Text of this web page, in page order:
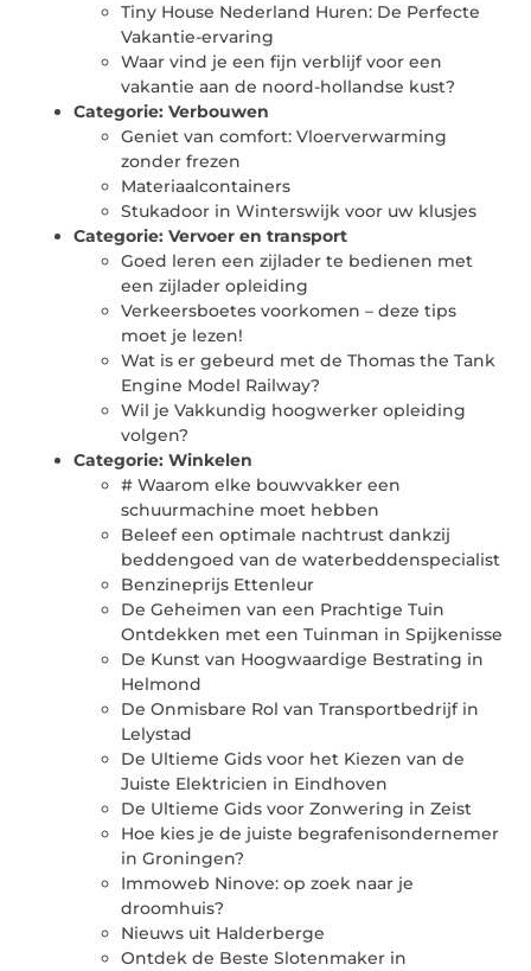
Tiny House Nederland Huren: De Perfecte
Vakantie-ervaring
Waar vind je een fijn verblijf voor een
vakantie aan de noord-hollandse kust?
Categorie: Verbouwen
Geniet van comfort: Vloerverwarming
zonder frezen
Materiaalcontainers
Stukadoor in Winterswijk voor uw klusjes
Categorie: Vervoer en transport
Goed leren een zijlader te bedienen met
een zijlader opleiding
Verkeersboetes voorkomen – deze tips
moet je lezen!
Wat is er gebeurd met de Thomas the Tank
Engine Model Railway?
Wil je Vakkundig hoogwerker opleiding
volgen?
Categorie: Winkelen
# Waarom elke bouwvakker een
schuurmachine moet hebben
Beleef een optimale nachtrust dankzij
beddengoed van de waterbeddenspecialist
Benzineprijs Ettenleur
De Geheimen van een Prachtige Tuin
Ontdekken met een Tuinman in Spijkenisse
De Kunst van Hoogwaardige Bestrating in
Helmond
De Onmisbare Rol van Transportbedrijf in
Lelystad
De Ultieme Gids voor het Kiezen van de
Juiste Elektricien in Eindhoven
De Ultieme Gids voor Zonwering in Zeist
Hoe kies je de juiste begrafenisondernemer
in Groningen?
Immoweb Ninove: op zoek naar je
droomhuis?
Nieuws uit Halderberge
Ontdek de Beste Slotenmaker in